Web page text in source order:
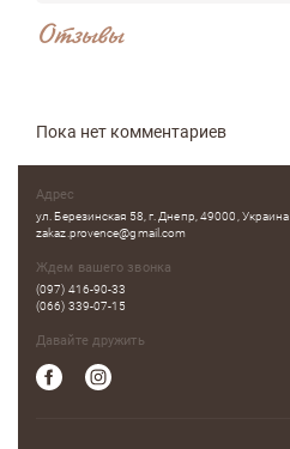
Отзывы
Пока нет комментариев
Адрес
ул. Березинская 58, г. Днепр, 49000, Украина
zakaz.provence@gmail.com
Ждем вашего звонка
(097) 416-90-33
(066) 339-07-15
Давайте дружить